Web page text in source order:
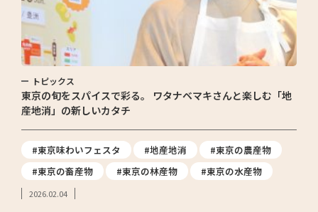
トピックス
東京の旬をスパイスで彩る。 ワタナベマキさんと楽しむ「地
産地消」の新しいカタチ
#東京味わいフェスタ #地産地消
#東京の農産物
#東京の畜産物
#東京の林産物 #東京の水産物
2026.02.04